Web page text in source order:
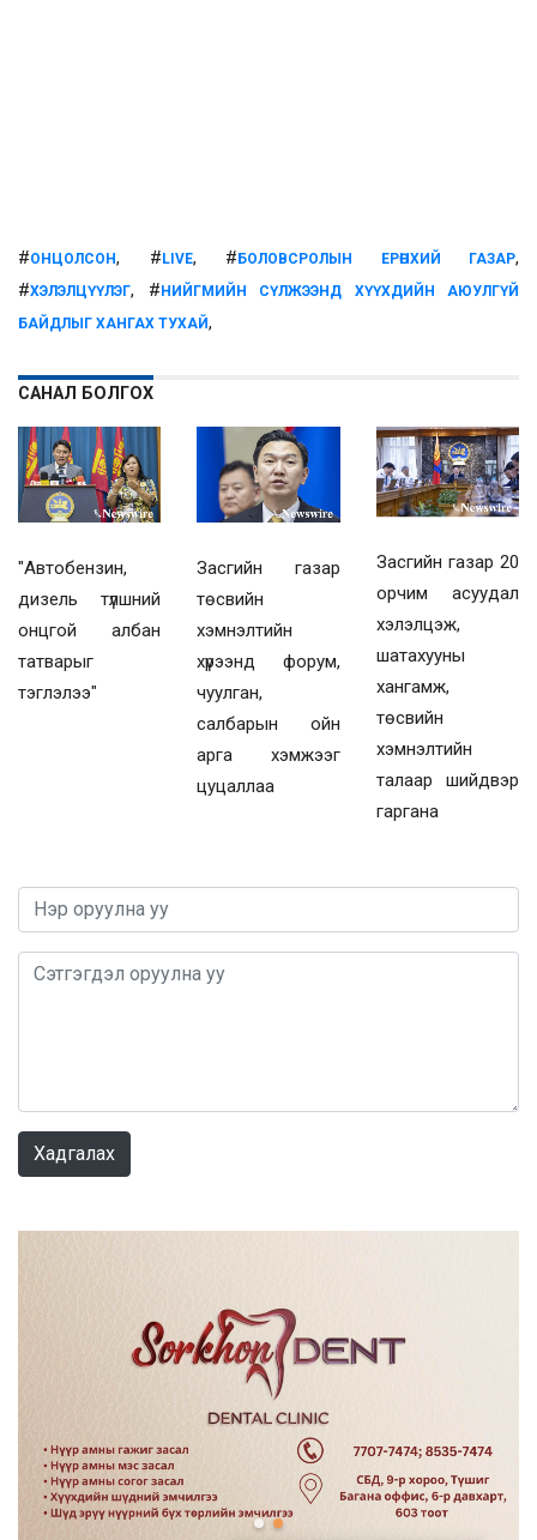
#ОНЦОЛСОН, # LIVE, # БОЛОВСРОЛЫН ЕРӨНХИЙ ГАЗАР,
#ХЭЛЭЛЦҮҮЛЭГ, # НИЙГМИЙН СҮЛЖЭЭНД ХҮҮХДИЙН АЮУЛГҮЙ
БАЙДЛЫГ ХАНГАХ ТУХАЙ,
САНАЛ БОЛГОХ
"Автобензин,
дизель түлшний
онцгой албан
татварыг
тэглэлээ"
Засгийн газар
төсвийн
хэмнэлтийн
хүрээнд форум,
чуулган,
салбарын ойн
арга хэмжээг
цуцаллаа
Засгийн газар 20
орчим асуудал
хэлэлцэж,
шатахууны
хангамж,
төсвийн
хэмнэлтийн
талаар шийдвэр
гаргана
Хадгалах